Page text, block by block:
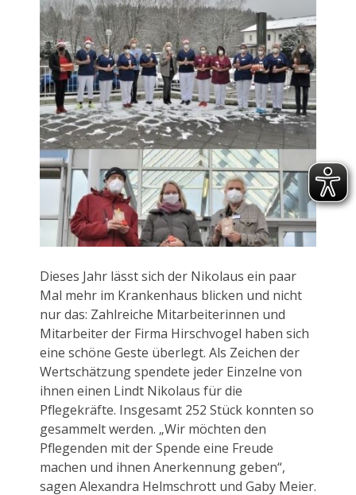
Dieses Jahr lässt sich der Nikolaus ein paar
Mal mehr im Krankenhaus blicken und nicht
nur das: Zahlreiche Mitarbeiterinnen und
Mitarbeiter der Firma Hirschvogel haben sich
eine schöne Geste überlegt. Als Zeichen der
Wertschätzung spendete jeder Einzelne von
ihnen einen Lindt Nikolaus für die
Pflegekräfte. Insgesamt 252 Stück konnten so
gesammelt werden. „Wir möchten den
Pflegenden mit der Spende eine Freude
machen und ihnen Anerkennung geben“,
sagen Alexandra Helmschrott und Gaby Meier.